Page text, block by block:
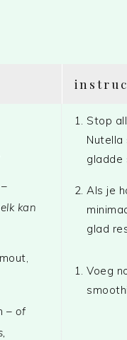
kan
– of
Stop
Nutella
gladde
Als je
glad
Voeg